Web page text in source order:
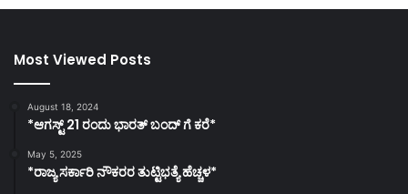
Most Viewed Posts
August 18, 2024
*ಆಗಸ್ಟ್ 21 ರಂದು ಭಾರತ್‌ ಬಂದ್‌ ಗೆ ಕರೆ*
May 5, 2025
*ರಾಜ್ಯ ಸರ್ಕಾರಿ ನೌಕರರ ತುಟ್ಟಿಭತ್ಯೆ ಹೆಚ್ಚಳ*